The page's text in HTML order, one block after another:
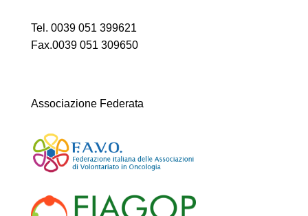
Tel. 0039 051 399621
Fax.0039 051 309650
Associazione Federata